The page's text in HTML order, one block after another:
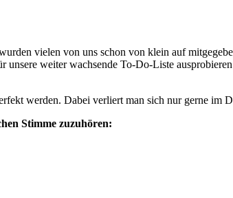
vielen von uns schon von klein auf
unsere weiter wachsende To-Do-Liste
werden. Dabei verliert man sich nur gerne im
Stimme zuzuhören: